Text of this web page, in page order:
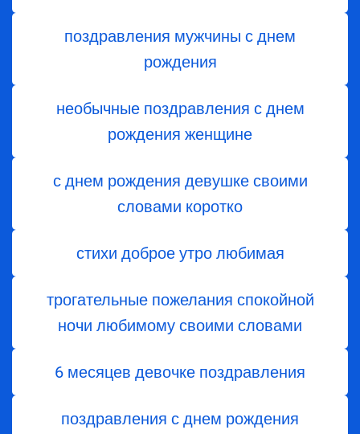
поздравления мужчины с днем
рождения
необычные поздравления с днем
рождения женщине
с днем рождения девушке своими
словами коротко
стихи доброе утро любимая
трогательные пожелания спокойной
ночи любимому своими словами
6 месяцев девочке поздравления
поздравления с днем ​​рождения